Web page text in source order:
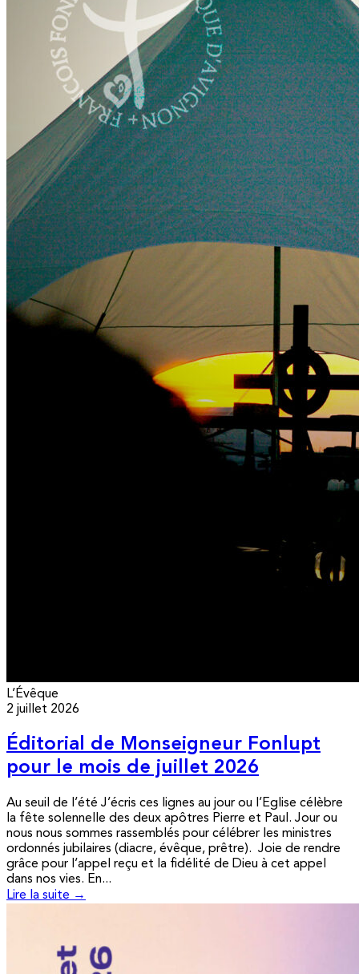
L’Évêque
2 juillet 2026
Éditorial de Monseigneur Fonlupt
pour le mois de juillet 2026
Au seuil de l’été J’écris ces lignes au jour ou l’Eglise célèbre
la fête solennelle des deux apôtres Pierre et Paul. Jour ou
nous nous sommes rassemblés pour célébrer les ministres
ordonnés jubilaires (diacre, évêque, prêtre). Joie de rendre
grâce pour l’appel reçu et la fidélité de Dieu à cet appel
dans nos vies. En...
Lire la suite →